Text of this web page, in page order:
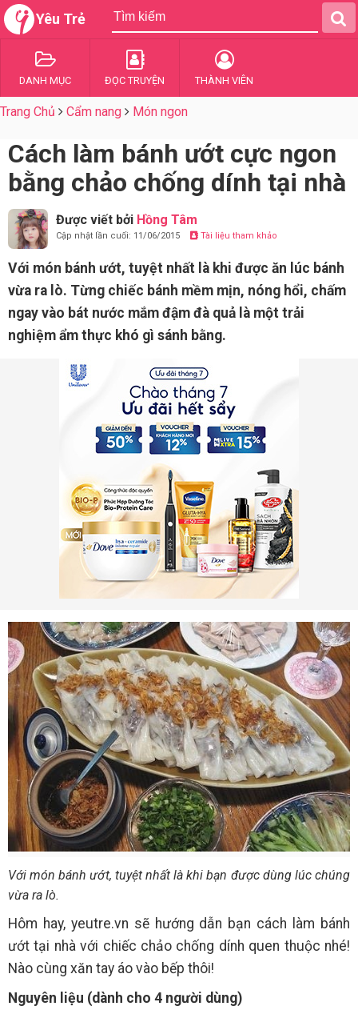
Yêu Trẻ
DANH MỤC ĐỌC TRUYỆN THÀNH VIÊN
Trang Chủ Cẩm nang Món ngon
Cách làm bánh ướt cực ngon
bằng chảo chống dính tại nhà
Được viết bởi Hồng Tâm
Cập nhật lần cuối: 11/06/2015 Tài liệu tham khảo
Với món bánh ướt, tuyệt nhất là khi được ăn lúc bánh
vừa ra lò. Từng chiếc bánh mềm mịn, nóng hổi, chấm
ngay vào bát nước mắm đậm đà quả là một trải
nghiệm ẩm thực khó gì sánh bằng.
Với món bánh ướt, tuyệt nhất là khi bạn được dùng lúc chúng
vừa ra lò.
Hôm hay, yeutre.vn sẽ hướng dẫn bạn cách làm bánh
ướt tại nhà với chiếc chảo chống dính quen thuộc nhé!
Nào cùng xăn tay áo vào bếp thôi!
Nguyên liệu (dành cho 4 người dùng)